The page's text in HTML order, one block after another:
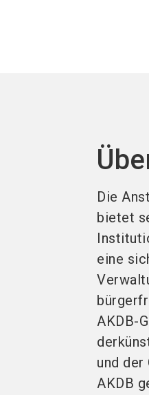
Die
bietet
eine
AKDB-
und
AKDB